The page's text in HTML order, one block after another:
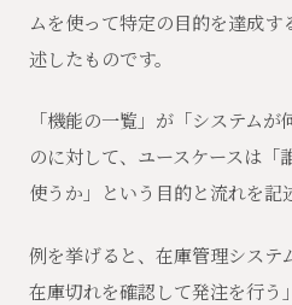
ムを使って特定の目的を達成
述したものです。
「機能の一覧」が「システム
のに対して、ユースケースは「
使うか」という目的と流れを記
例を挙げると、在庫管理システ
在庫切れを確認して発注を行う